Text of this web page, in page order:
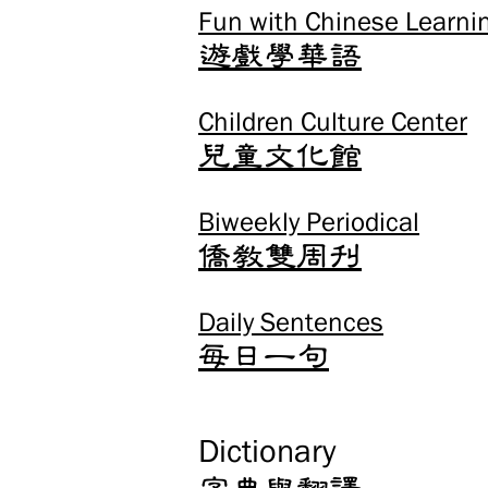
Fun with Chinese
遊戲學華語
Children Culture Center
兒童文化館
Biweekly Periodical
僑教雙周刊
Daily Sentences
​每日一句
Dictionary